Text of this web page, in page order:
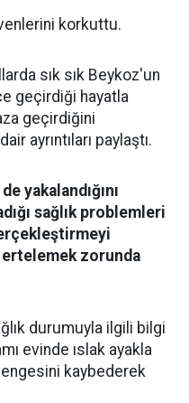
korkuttu.
sık sık Beykoz'un
geçirdiği hayatla
geçirdiğini
ayrıntıları paylaştı.
yakalandığını
sağlık problemleri
ertelemek zorunda
durumuyla ilgili bilgi
evinde ıslak ayakla
kaybederek